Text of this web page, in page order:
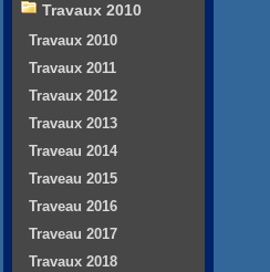
Travaux 2010
Travaux 2010
Travaux 2011
Travaux 2012
Travaux 2013
Traveau 2014
Traveau 2015
Traveau 2016
Traveau 2017
Travaux 2018